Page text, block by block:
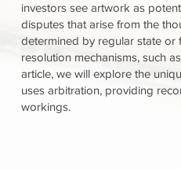
investors see artwork as
disputes that arise from the
determined by regular state or
resolution mechanisms, such
article, we will explore the
uses arbitration, providing
workings.